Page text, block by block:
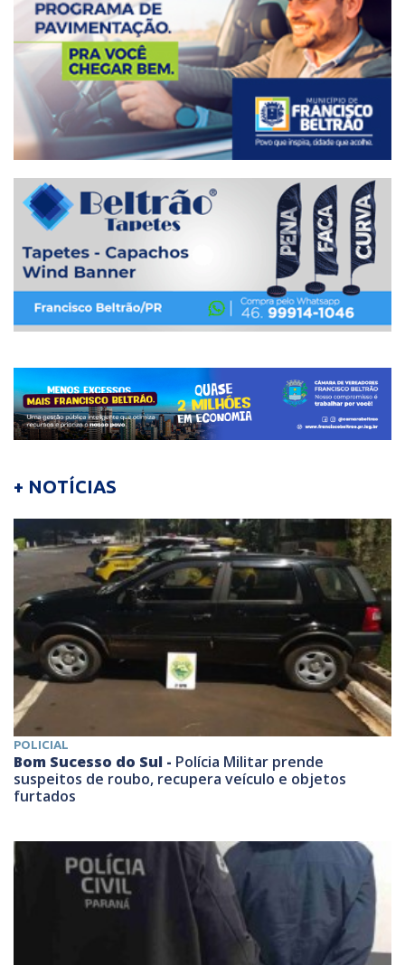
+ NOTÍCIAS
POLICIAL
Bom Sucesso do Sul - Polícia Militar prende
suspeitos de roubo, recupera veículo e objetos
furtados